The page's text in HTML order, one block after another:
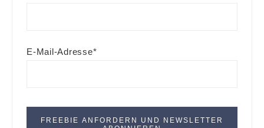
E-Mail-Adresse*